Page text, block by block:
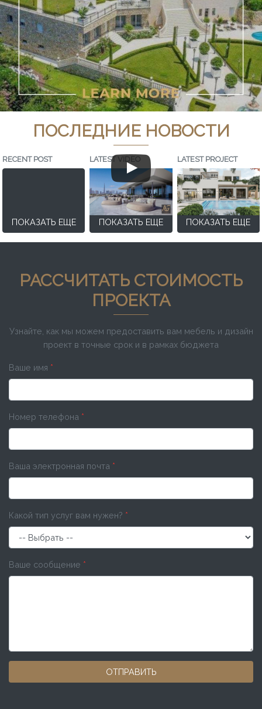
ПОСЛЕДНИЕ НОВОСТИ
RECENT POST
ПОКАЗАТЬ ЕЩЕ
LATEST VIDEO
ПОКАЗАТЬ ЕЩЕ
LATEST PROJECT
ПОКАЗАТЬ ЕЩЕ
РАССЧИТАТЬ СТОИМОСТЬ
ПРОЕКТА
Узнайте, как мы можем предоставить вам мебель и дизайн
проект в точные срок и в рамках бюджета
Ваше имя *
Номер телефона *
Ваша электронная почта *
Какой тип услуг вам нужен? *
Ваше сообщение *
ОТПРАВИТЬ